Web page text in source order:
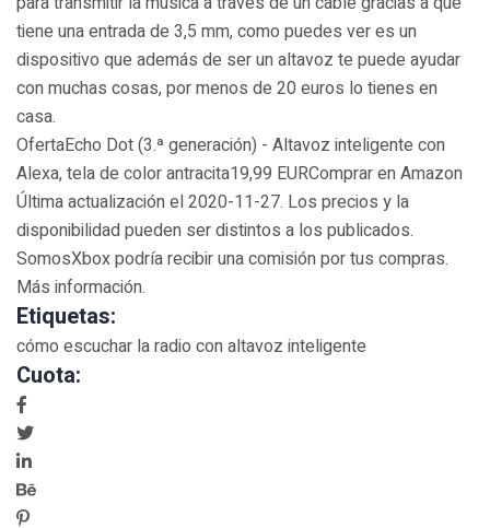
tiene una entrada de 3,5 mm, como puedes ver es un
dispositivo que además de ser un altavoz te puede ayudar
con muchas cosas, por menos de 20 euros lo tienes en
casa.
OfertaEcho Dot (3.ª generación) - Altavoz inteligente con
Alexa, tela de color antracita19,99 EURComprar en Amazon
Última actualización el 2020-11-27. Los precios y la
disponibilidad pueden ser distintos a los publicados.
SomosXbox podría recibir una comisión por tus compras.
Más información.
Etiquetas:
cómo escuchar la radio con altavoz inteligente
Cuota: